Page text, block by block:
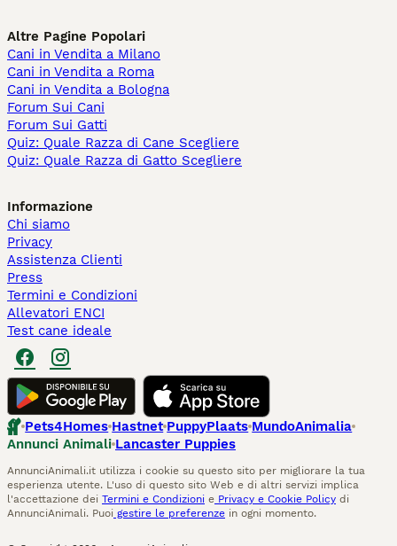
Altre Pagine Popolari
Cani in Vendita a Milano
Cani in Vendita a Roma
Cani in Vendita a Bologna
Forum Sui Cani
Forum Sui Gatti
Quiz: Quale Razza di Cane Scegliere
Quiz: Quale Razza di Gatto Scegliere
Informazione
Chi siamo
Privacy
Assistenza Clienti
Press
Termini e Condizioni
Allevatori ENCI
Test cane ideale
Pets4Homes Hastnet PuppyPlaats MundoAnimalia
Annunci Animali Lancaster Puppies
AnnunciAnimali.it utilizza i cookie su questo sito per migliorare la tua
esperienza utente. L'uso di questo sito Web e di altri servizi implica
l'accettazione dei Termini e Condizioni e Privacy e Cookie Policy di
AnnunciAnimali. Puoi gestire le preferenze in ogni momento.